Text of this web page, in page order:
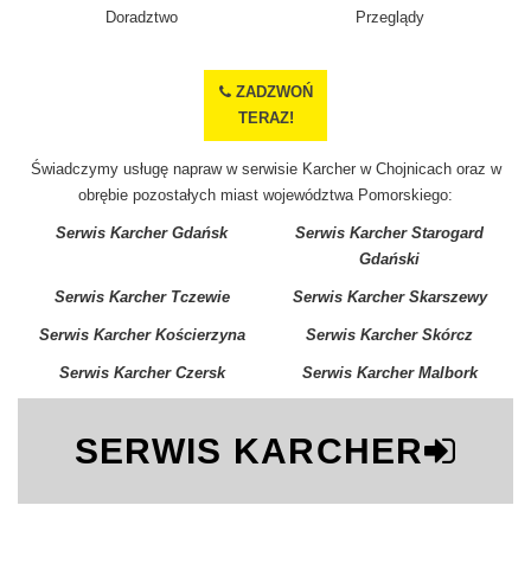
Przeglądy
Doradztwo
ZADZWOŃ
TERAZ!
Świadczymy usługę napraw w serwisie Karcher w Chojnicach oraz w
obrębie pozostałych miast województwa Pomorskiego:
Serwis Karcher Gdańsk
Serwis Karcher Starogard
Gdański
Serwis Karcher Tczewie Serwis Karcher Skarszewy
Serwis Karcher Kościerzyna Serwis Karcher Skórcz
Serwis Karcher Czersk Serwis Karcher Malbork
SERWIS KARCHER